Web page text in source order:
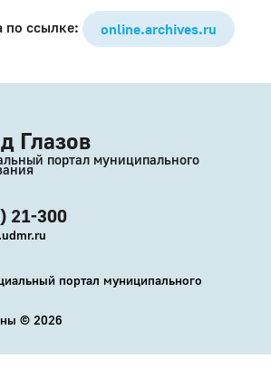
по ссылке:
online.archives.ru
Глазов
портал муниципального
21-300
портал муниципального
© 2026